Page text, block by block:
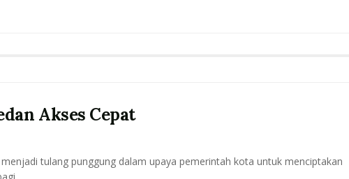
Akses Cepat
tulang punggung dalam upaya pemerintah kota untuk menciptakan